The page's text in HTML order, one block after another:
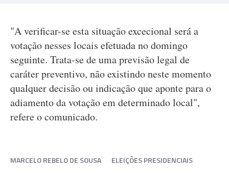
"A verificar-se esta situação excecional será a
votação nesses locais efetuada no domingo
seguinte. Trata-se de uma previsão legal de
caráter preventivo, não existindo neste momento
qualquer decisão ou indicação que aponte para o
adiamento da votação em determinado local",
refere o comunicado.
MARCELO REBELO DE SOUSA
ELEIÇÕES PRESIDENCIAIS